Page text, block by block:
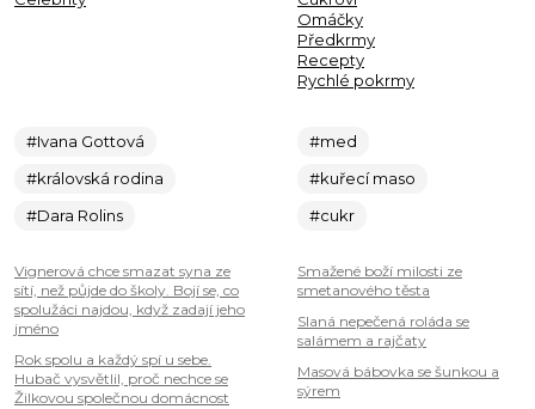
#Ivana Gottová
#královská rodina
#Dara Rolins
Vignerová chce smazat syna ze
sítí, než půjde do školy. Bojí se, co
spolužáci najdou, když zadají jeho
jméno
Rok spolu a každý spí u sebe.
Hubač vysvětlil, proč nechce se
Žilkovou společnou domácnost
Omáčky
Předkrmy
Recepty
Rychlé pokrmy
#med
#kuřecí maso
#cukr
Smažené boží milosti ze
smetanového těsta
Slaná nepečená roláda se
salámem a rajčaty
Masová bábovka se šunkou a
sýrem